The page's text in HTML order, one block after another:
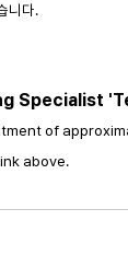
니다.
Specialist
of
above.